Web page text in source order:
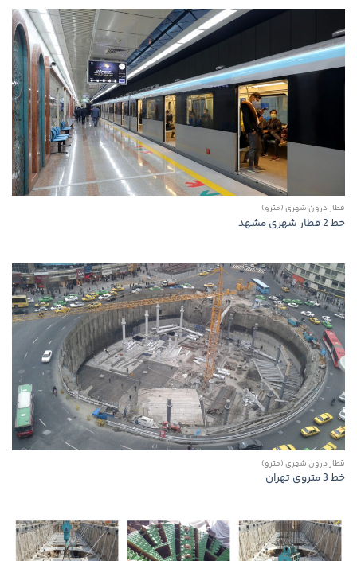
قطار درون شهری (مترو)
خط 2 قطار شهری مشهد
قطار درون شهری (مترو)
خط 3 متروی تهران